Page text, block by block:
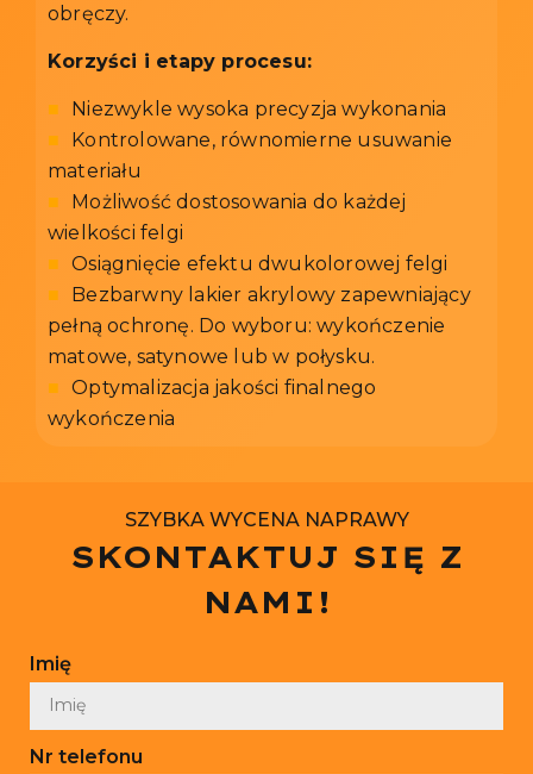
obręczy.
Korzyści i etapy procesu:
■
Niezwykle wysoka precyzja wykonania
■
Kontrolowane, równomierne usuwanie
materiału
■
Możliwość dostosowania do każdej
wielkości felgi
■ Osiągnięcie efektu dwukolorowej felgi
■
Bezbarwny lakier akrylowy zapewniający
pełną ochronę. Do wyboru: wykończenie
matowe, satynowe lub w połysku.
■ Optymalizacja jakości finalnego
wykończenia
SZYBKA WYCENA NAPRAWY
SKONTAKTUJ SIĘ Z
NAMI!
Imię
Nr telefonu